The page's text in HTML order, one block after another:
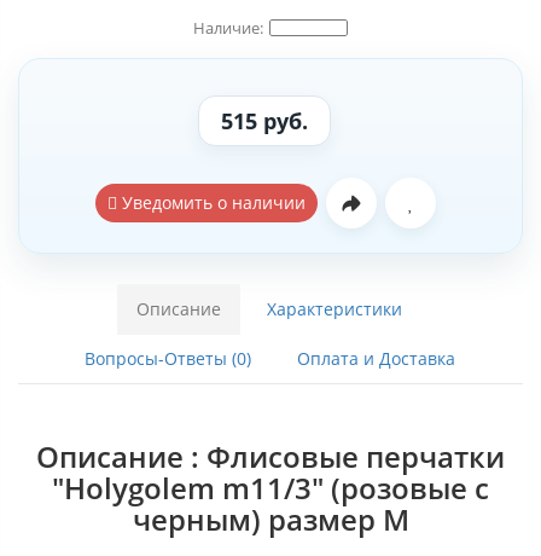
515 руб.
Уведомить о наличии
Описание Характеристики
Вопросы-Ответы (0) Оплата и Доставка
Описание : Флисовые перчатки
"Holygolem m11/3" (розовые с
черным) размер M